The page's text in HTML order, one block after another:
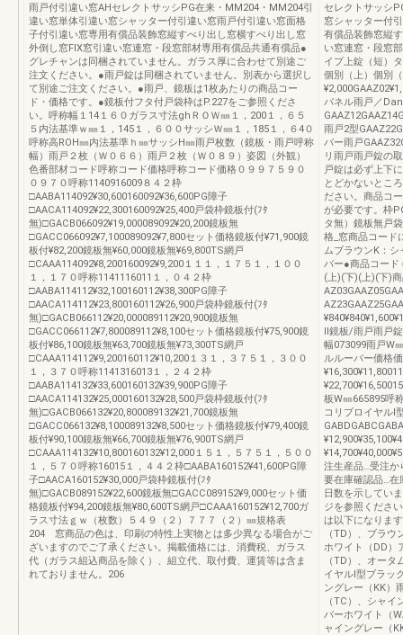
雨戸付引違い窓AHセレクトサッシPG在来・MM204・MM204引
違い窓単体引違い窓シャッター付引違い窓雨戸付引違い窓面格
子付引違い窓専用有償品装飾窓縦すべり出し窓横すべり出し窓
外倒し窓FIX窓引違い窓連窓・段窓部材専用有償品共通有償品●
グレチャンは同梱されていません。ガラス厚に合わせて別途ご
注文ください。●雨戸錠は同梱されていません。別表から選択し
て別途ご注文ください。●雨戸、鏡板は1枚あたりの商品コー
ド・価格です。●鏡板付フタ付戸袋枠はP.227をご参照くださ
い。呼称幅１14１６０ガラス寸法ghＲＯＷ㎜１，200１，６５
５内法基準ｗ㎜１，145１，６００サッシＷ㎜１，185１，６4０
呼称高ROH㎜内法基準ｈ㎜サッシH㎜雨戸枚数（鏡板・雨戸呼称
幅）雨戸２枚（Ｗ０６６）雨戸２枚（Ｗ０８９）姿図（外観）
色番部材コード呼称コード価格呼称コード価格０９９７５９０
０９７０呼称1140916009８４２枠
□AABA114092¥30,600160092¥36,600PG障子
□AACA114092¥22,300160092¥25,400戸袋枠鏡板付(ﾌﾀ
無)□GACB066092¥19,000089092¥20,200鏡板無
□GACC066092¥7,100089092¥7,800セット価格鏡板付¥71,900鏡
板付¥82,200鏡板無¥60,000鏡板無¥69,800TS網戸
□CAAA114092¥8,200160092¥9,200１１１，１７５１，１００
１，１７０呼称1141116011１，０４２枠
□AABA114112¥32,100160112¥38,300PG障子
□AACA114112¥23,800160112¥26,900戸袋枠鏡板付(ﾌﾀ
無)□GACB066112¥20,000089112¥20,900鏡板無
□GACC066112¥7,800089112¥8,100セット価格鏡板付¥75,900鏡
板付¥86,100鏡板無¥63,700鏡板無¥73,300TS網戸
□CAAA114112¥9,200160112¥10,200１３１，３７５１，３００
１，３７０呼称1141316013１，２４２枠
□AABA114132¥33,600160132¥39,900PG障子
□AACA114132¥25,000160132¥28,500戸袋枠鏡板付(ﾌﾀ
無)□GACB066132¥20,800089132¥21,700鏡板無
□GACC066132¥8,100089132¥8,500セット価格鏡板付¥79,400鏡
板付¥90,100鏡板無¥66,700鏡板無¥76,900TS網戸
□CAAA114132¥10,800160132¥12,000１５１，５７５１，５００
１，５７０呼称16015１，４４２枠□AABA160152¥41,600PG障
子□AACA160152¥30,000戸袋枠鏡板付(ﾌﾀ
無)□GACB089152¥22,600鏡板無□GACC089152¥9,000セット価
格鏡板付¥94,200鏡板無¥80,600TS網戸□CAAA160152¥12,700ガ
ラス寸法ｇｗ（枚数）５４９（２）７７７（２）㎜規格表
204 窓商品の色は、印刷の特性上実物とは多少異なる場合がご
ざいますのでご了承ください。掲載価格には、消費税、ガラス
代（ガラス組込商品を除く）、組立代、取付費、運賃等は含ま
れておりません。206
セレクトサッシ
窓シャッター付
有償品装飾窓縦
い窓連窓・段窓
イプ上錠（短）
個別（上）個別
パネル雨戸／
雨戸2型
バー雨戸
リ雨戸雨戸錠の
戸錠は必ず上下
とどかないとこ
ださい。商品コ
が必要です。枠
タ無）鏡板無戸
格_窓商品コード
ムブラウンK：
バー●商品コード
(上)(下)(上)(下)
Ⅱ鏡板/雨戸雨戸
幅073099雨戸W
ルルーバー価格
板W㎜665895呼
コリブロイヤルⅠ
注生産品…受注か
要在庫確認品…在
日数を示してい
ジを参照くださ
は以下になりま
（TD）、ブラ
ホワイト（DD）
（TD）、オー
イヤルⅠ型ブラッ
ングレー（KK）
（TC）、シャ
バーホワイト（
ャイングレー（